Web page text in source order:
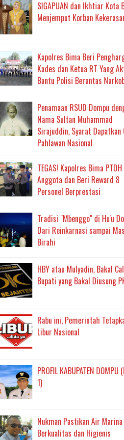
Bantuan BSPS
2027 ke BPJN NTB
Pelaksanaan APBD Kota Bima
Kepercayaan Rakyat
Air Bersih
Siap Edar
Narkoba
SIGAPUAN dan Ikhtiar Kota
Menjemput Korban
Kapolres Bima Beri
Kades dan Ketua RT Yang
Bantu Polisi Berantas
Penamaan RSUD Dompu
Nama Sultan Muhammad
Sirajuddin, Syarat Dapatkan
Pahlawan Nasional
TEGAS! Kapolres Bima PTDH
Anggota dan Beri Reward 8
Personel Berprestasi
Tradisi "Mbenggo" di Hu'u
Dari Reinkarnasi sampai
Birahi
HBY atau Mulyadin, Bakal
Bupati yang Bakal Diusung
Rabu ini, Pemerintah
Libur Nasional
PROFIL KABUPATEN DOMPU
1)
Nukman Pastikan Air Marina
Berkualitas dan Higienis